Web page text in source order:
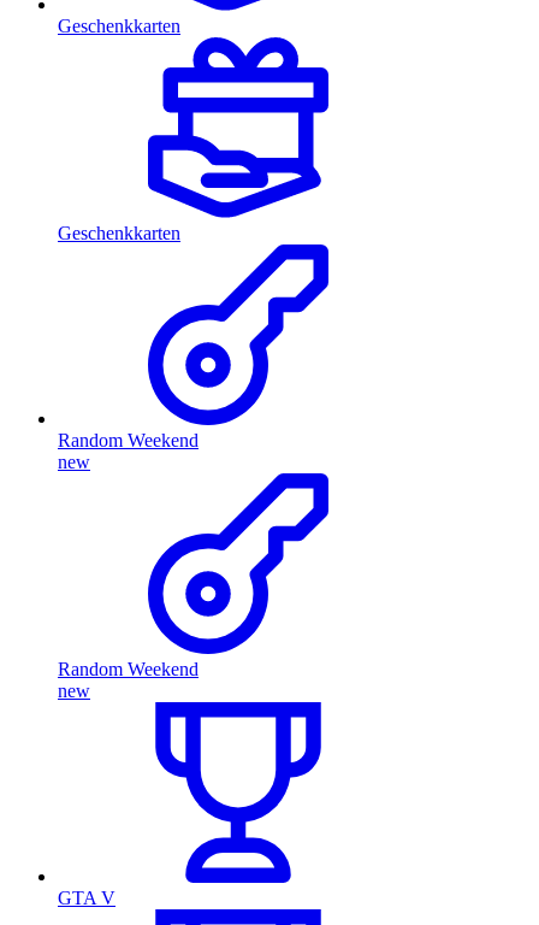
Geschenkkarten
Geschenkkarten
Random Weekend
new
Random Weekend
new
GTA V